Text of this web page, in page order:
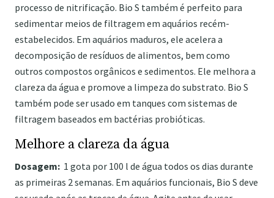
processo de nitrificação. Bio S também é perfeito para
sedimentar meios de filtragem em aquários recém-
estabelecidos. Em aquários maduros, ele acelera a
decomposição de resíduos de alimentos, bem como
outros compostos orgânicos e sedimentos. Ele melhora a
clareza da água e promove a limpeza do substrato. Bio S
também pode ser usado em tanques com sistemas de
filtragem baseados em bactérias probióticas.
Melhore a clareza da água
Dosagem: 1 gota por 100 l de água todos os dias durante
as primeiras 2 semanas. Em aquários funcionais, Bio S deve